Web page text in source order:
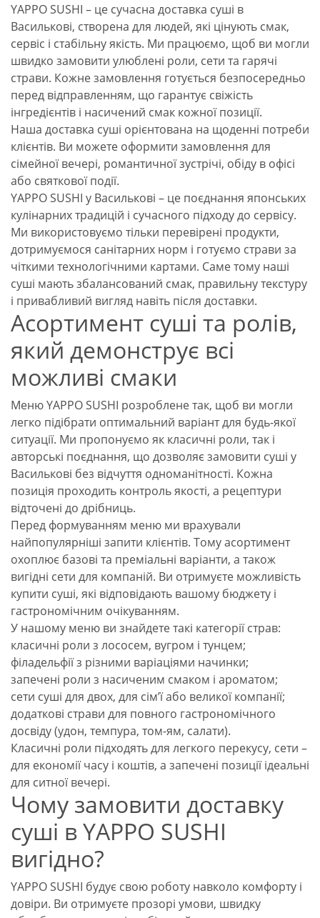
YAPPO SUSHI – це сучасна доставка суші в
Василькові, створена для людей, які цінують смак,
сервіс і стабільну якість. Ми працюємо, щоб ви могли
швидко замовити улюблені роли, сети та гарячі
страви. Кожне замовлення готується безпосередньо
перед відправленням, що гарантує свіжість
інгредієнтів і насичений смак кожної позиції.
Наша доставка суші орієнтована на щоденні потреби
клієнтів. Ви можете оформити замовлення для
сімейної вечері, романтичної зустрічі, обіду в офісі
або святкової події.
YAPPO SUSHI у Василькові – це поєднання японських
кулінарних традицій і сучасного підходу до сервісу.
Ми використовуємо тільки перевірені продукти,
дотримуємося санітарних норм і готуємо страви за
чіткими технологічними картами. Саме тому наші
суші мають збалансований смак, правильну текстуру
і привабливий вигляд навіть після доставки.
Асортимент суші та ролів,
який демонструє всі
можливі смаки
Меню YAPPO SUSHI розроблене так, щоб ви могли
легко підібрати оптимальний варіант для будь-якої
ситуації. Ми пропонуємо як класичні роли, так і
авторські поєднання, що дозволяє замовити суші у
Василькові без відчуття одноманітності. Кожна
позиція проходить контроль якості, а рецептури
відточені до дрібниць.
Перед формуванням меню ми врахували
найпопулярніші запити клієнтів. Тому асортимент
охоплює базові та преміальні варіанти, а також
вигідні сети для компаній. Ви отримуєте можливість
купити суші, які відповідають вашому бюджету і
гастрономічним очікуванням.
У нашому меню ви знайдете такі категорії страв:
класичні роли з лососем, вугром і тунцем;
філадельфії з різними варіаціями начинки;
запечені роли з насиченим смаком і ароматом;
сети суші для двох, для сім’ї або великої компанії;
додаткові страви для повного гастрономічного
досвіду (удон, темпура, том-ям, салати).
Класичні роли підходять для легкого перекусу, сети –
для економії часу і коштів, а запечені позиції ідеальні
для ситної вечері.
Чому замовити доставку
суші в YAPPO SUSHI
вигідно?
YAPPO SUSHI будує свою роботу навколо комфорту і
довіри. Ви отримуєте прозорі умови, швидку